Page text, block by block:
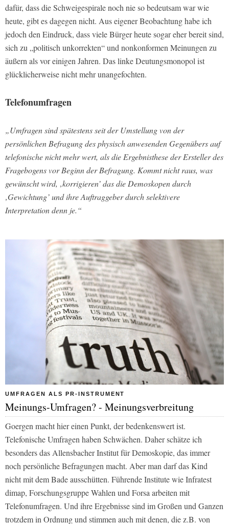
dafür, dass die Schweigespirale noch nie so bedeutsam war wie
heute, gibt es dagegen nicht. Aus eigener Beobachtung habe ich
jedoch den Eindruck, dass viele Bürger heute sogar eher bereit sind,
sich zu „politisch unkorrekten“ und nonkonformen Meinungen zu
äußern als vor einigen Jahren. Das linke Deutungsmonopol ist
glücklicherweise nicht mehr unangefochten.
Telefonumfragen
„Umfragen sind spätestens seit der Umstellung von der
persönlichen Befragung des physisch anwesenden Gegenübers auf
telefonische nicht mehr wert, als die Ergebnisthese der Ersteller des
Fragebogens vor Beginn der Befragung. Kommt nicht raus, was
gewünscht wird, ‚korrigieren’ das die Demoskopen durch
‚Gewichtung’ und ihre Auftraggeber durch selektivere
Interpretation denn je.“
UMFRAGEN ALS PR-INSTRUMENT
Meinungs-Umfragen? - Meinungsverbreitung
Goergen macht hier einen Punkt, der bedenkenswert ist.
Telefonische Umfragen haben Schwächen. Daher schätze ich
besonders das Allensbacher Institut für Demoskopie, das immer
noch persönliche Befragungen macht. Aber man darf das Kind
nicht mit dem Bade ausschütten. Führende Institute wie Infratest
dimap, Forschungsgruppe Wahlen und Forsa arbeiten mit
Telefonumfragen. Und ihre Ergebnisse sind im Großen und Ganzen
trotzdem in Ordnung und stimmen auch mit denen, die z.B. von